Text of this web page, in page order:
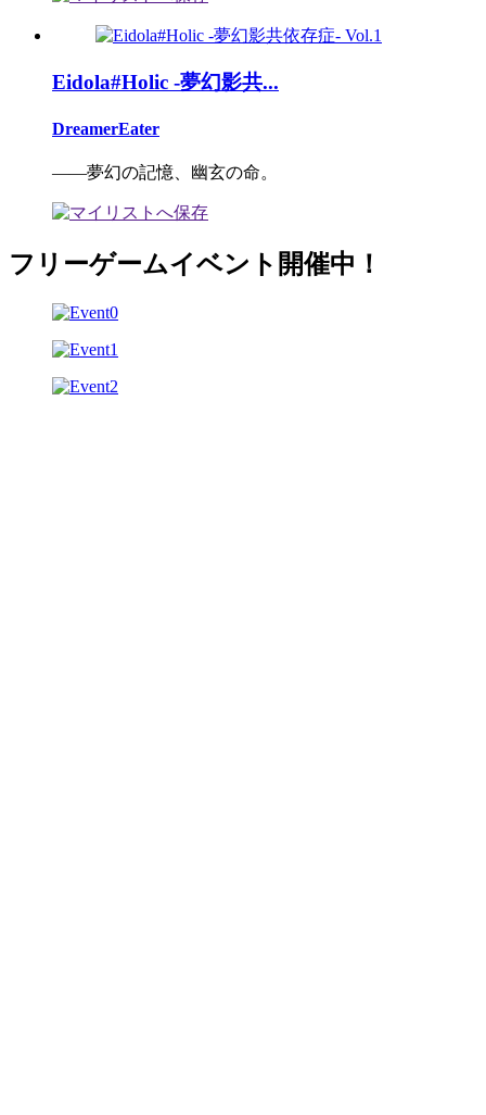
Eidola#Holic -夢幻影共...
DreamerEater
――夢幻の記憶、幽玄の命。
フリーゲームイベント開催中！